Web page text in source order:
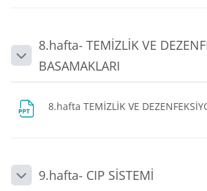
Daralt
8.hafta- TEMİZLİK VE
BASAMAKLARI
8.hafta TEMİZLİK VE
Daralt9.hafta- CIP SİSTEMİ